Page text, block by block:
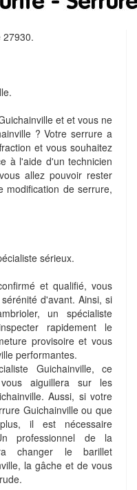
27930.
et et vous ne
? Votre serrure a
et vous souhaitez
à l'aide d'un technicien
allez pouvoir rester
modification de serrure,
sérieux.
et qualifié, vous
d'avant. Ainsi, si
un spécialiste
rapidement le
provisoire et vous
performantes.
Guichainville, ce
aiguillera sur les
Aussi, si votre
Guichainville ou que
il est nécessaire
professionnel de la
changer le barillet
la gâche et de vous